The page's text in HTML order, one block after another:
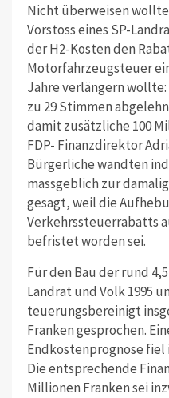
Nicht überweisen
Vorstoss eines SP-
der H2-Kosten den
Motorfahrzeugsteuer
Jahre verlängern
zu 29 Stimmen
damit zusätzliche 100
FDP- Finanzdirektor
Bürgerliche wandten
massgeblich zur
gesagt, weil die
Verkehrssteuerrabatts
befristet worden sei.
Für den Bau der rund
Landrat und Volk 1995
teuerungsbereinigt
Franken gesprochen.
Endkostenprognose fiel
Die entsprechende
Millionen Franken sei